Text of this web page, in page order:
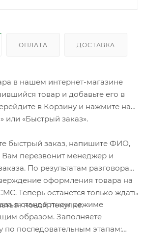
ОПЛАТА ДОСТАВКА
в нашем интернет-магазине
товар и добавьте его в
в Корзину и нажмите на
или «Быстрый заказ».
быстрый заказ, напишите ФИО,
Вам перезвонит менеджер и
По результатам разговора
оформления товара на
Теперь останется только ждать
новой покупке.
в стандартном режиме
образом. Заполняете
по последовательным этапам: